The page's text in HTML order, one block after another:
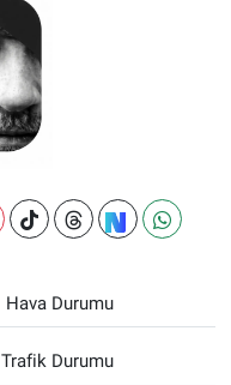
Hava Durumu
Trafik Durumu